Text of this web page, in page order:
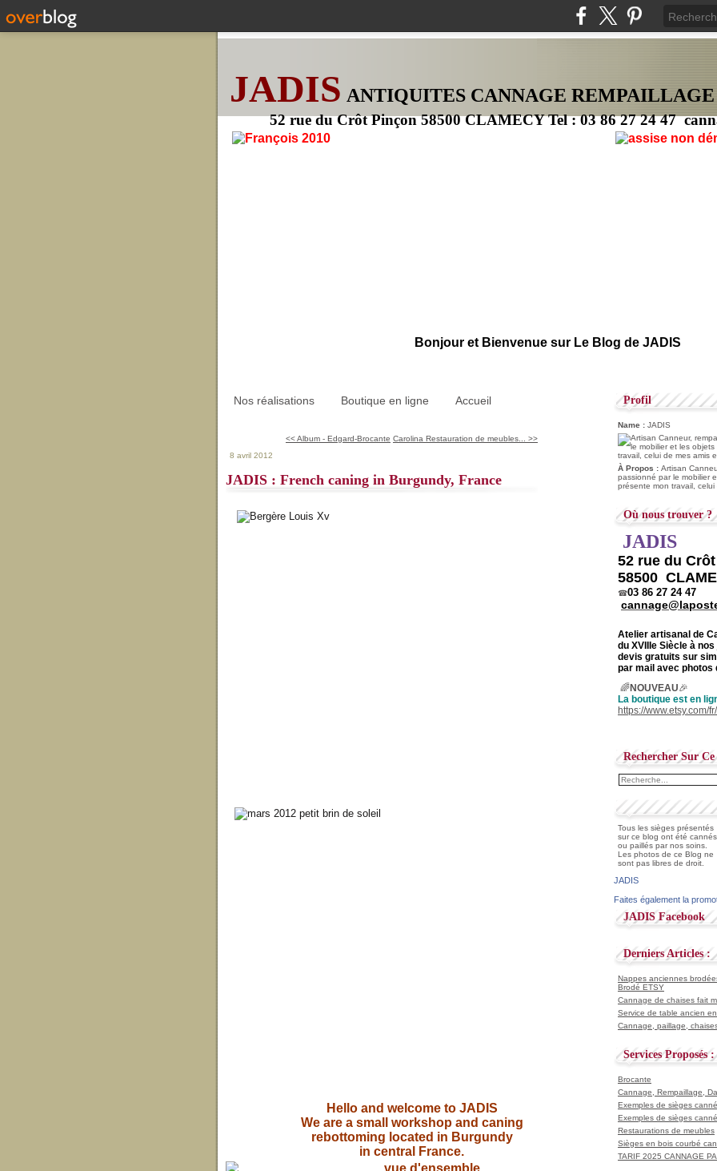
JADIS ANTIQUITES CANNAGE REMPAILLAGE
52 rue du Crôt Pinçon 58500 CLAMECY Tel : 03 86 27 24 47
Bonjour et Bienvenue sur Le Blog de JADIS
Nos réalisations Boutique en ligne Accueil
<< Album - Edgard-Brocante Carolina Restauration de meubles... >>
8 avril 2012
JADIS : French caning in Burgundy, France
Hello and welcome to JADIS
We are a small workshop and caning
rebottoming located in Burgundy
in central France.
Profil
Name : JADIS
À Propos : Artisan
passionné par le mobilier
présente mon travail, celui
Où nous trouver ?
JADIS
52 rue du
58500
☎03 86 27 24 47
Atelier artisanal de
du XVIIIe Siècle à
devis gratuits sur
par mail avec photos
🌈NOUVEAU🎉
La boutique est en
https://www.etsy.com/
Rechercher Sur
Tous les sièges présentés
sur ce blog ont été cannés
ou paillés par nos soins.
Les photos de ce Blog ne
sont pas libres de droit.
JADIS
Faites également la
JADIS Facebook
Derniers Articles :
Nappes anciennes
Brodé ETSY
Cannage de chaises fait
Service de table ancien
Cannage, paillage,
Services Proposés :
Brocante
Cannage, Rempaillage,
Exemples de sièges
Exemples de sièges
Restaurations de meubles
Sièges en bois courbé
TARIF 2025 CANNAGE